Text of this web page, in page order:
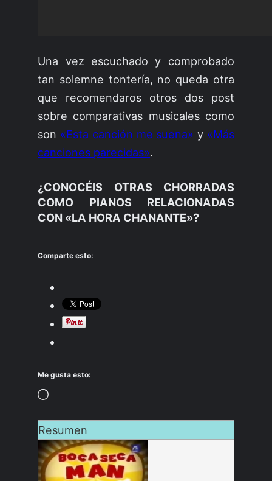
Una vez escuchado y comprobado
tan solemne tontería, no queda otra
que recomendaros otros dos post
sobre comparativas musicales como
son «Esta canción me suena» y «Más
canciones parecidas».
¿CONOCÉIS OTRAS CHORRADAS
COMO PIANOS RELACIONADAS
CON «LA HORA CHANANTE»?
Comparte esto:
Me gusta esto:
Cargando…
Resumen